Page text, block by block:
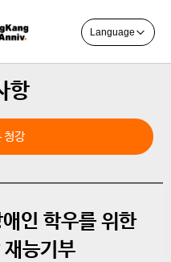
Language
항
청강
인 학우를 위한
능기부